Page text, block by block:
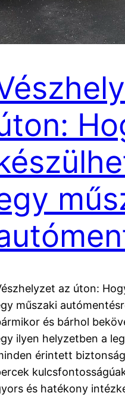
az úton:
műszaki
és bárhol
ilyen helyzetben a
érintett
és hatékony